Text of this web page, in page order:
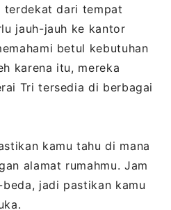
terdekat dari tempat
jauh-jauh ke kantor
betul kebutuhan
karena itu, mereka
Tri tersedia di berbagai
kamu tahu di mana
alamat rumahmu. Jam
jadi pastikan kamu